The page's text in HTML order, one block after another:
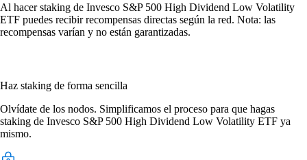
Al hacer staking de Invesco S&P 500 High Dividend Low Volatility
ETF puedes recibir recompensas directas según la red. Nota: las
recompensas varían y no están garantizadas.
Haz staking de forma sencilla
Olvídate de los nodos. Simplificamos el proceso para que hagas
staking de Invesco S&P 500 High Dividend Low Volatility ETF ya
mismo.